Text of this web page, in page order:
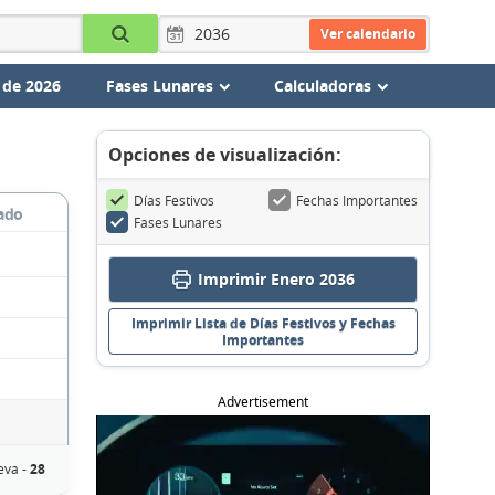
Ver calendario
2026 Fases Lunares Calculadoras
-28
Opciones de visualización:
Días Festivos
Fechas Importantes
Fases Lunares
Imprimir Enero 2036
Imprimir Lista de Días Festivos y Fechas
Importantes
Advertisement